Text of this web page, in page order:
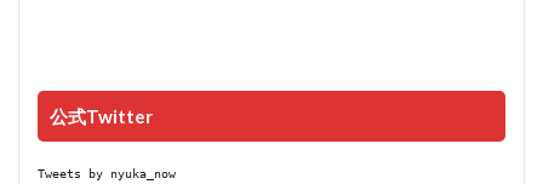
公式Twitter
Tweets by nyuka_now